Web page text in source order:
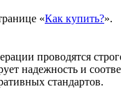
«Как купить?».
проводятся
надежность и
стандартов.